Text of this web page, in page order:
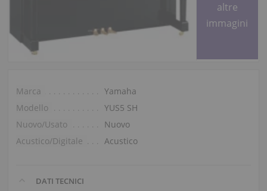
altre
immagini
Marca
Yamaha
Modello
YUS5 SH
Nuovo/Usato
Nuovo
Acustico/Digitale
Acustico
DATI TECNICI